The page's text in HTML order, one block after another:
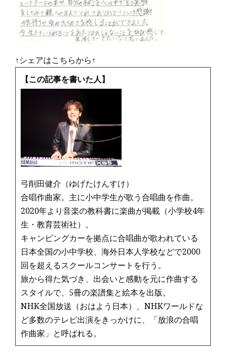
↑シェアはこちらから↑
【この記事を書いた人】
弓削田健介（ゆげたけんすけ）
合唱作曲家。主に小中学生が歌う合唱曲を作曲。
2020年より音楽の教科書に楽曲が掲載（小学校4年
生・教育芸術社）。
キャンピングカーを拠点に合唱曲が歌われている
日本全国の小中学校、海外日本人学校などで2000
回を超えるスクールコンサートを行う。
旅から得た気づき、出会いと感動を元に作曲する
スタイルで、5冊の楽譜集と絵本を出版。
NHK全国放送（おはよう日本）、NHKワールドな
ど多数のテレビ出演をきっかけに、「放浪の合唱
作曲家」と呼ばれる。